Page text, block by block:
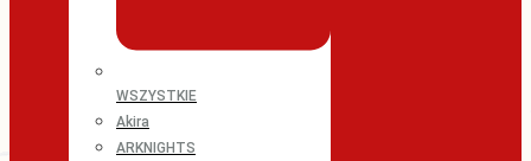
WSZYSTKIE
Akira
ARKNIGHTS